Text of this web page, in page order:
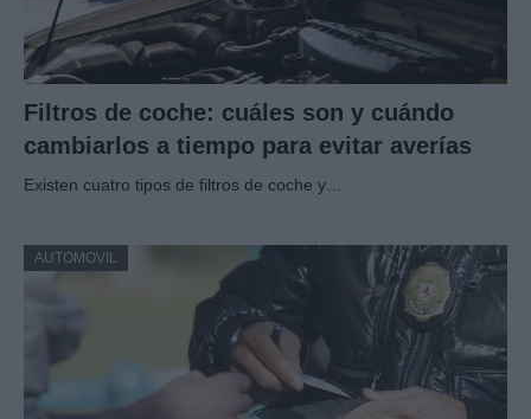
Filtros de coche: cuáles son y cuándo
cambiarlos a tiempo para evitar averías
Existen cuatro tipos de filtros de coche y…
AUTOMOVIL